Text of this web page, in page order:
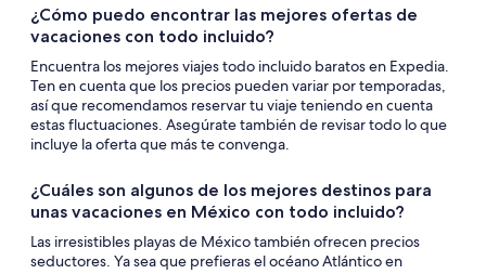
¿Cómo puedo encontrar las mejores ofertas de
vacaciones con todo incluido?
Encuentra los mejores viajes todo incluido baratos en Expedia.
Ten en cuenta que los precios pueden variar por temporadas,
así que recomendamos reservar tu viaje teniendo en cuenta
estas fluctuaciones. Asegúrate también de revisar todo lo que
incluye la oferta que más te convenga.
¿Cuáles son algunos de los mejores destinos para
unas vacaciones en México con todo incluido?
Las irresistibles playas de México también ofrecen precios
seductores. Ya sea que prefieras el océano Atlántico en